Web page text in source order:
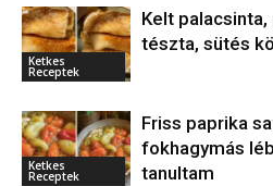
Ketkes
Receptek
Kelt palacsinta,
tészta, sütés
Ketkes
Receptek
Friss paprika
fokhagymás
tanultam